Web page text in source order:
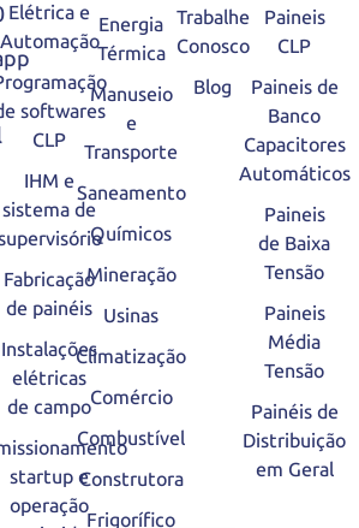
Trabalhe
Conosco
Blog
Paineis
CLP
Paineis de
Banco
Capacitores
Automáticos
Paineis
de Baixa
Tensão
Paineis
Média
Tensão
Painéis de
Distribuição
em Geral
Elétrica e
Automação
softwares
CLP
IHM e
sistema de
Fabricação
de painéis
Instalações
elétricas
de campo
startup e
operação
Energia
Térmica
Manuseio
e
Transporte
Saneamento
Químicos
Mineração
Usinas
Climatização
Comércio
Combustível
Construtora
Frigorífico